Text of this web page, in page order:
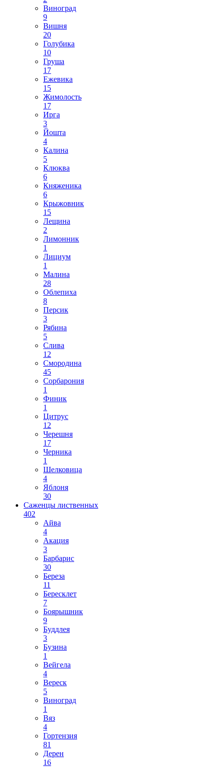
Виноград
9
Вишня
20
Голубика
10
Груша
17
Ежевика
15
Жимолость
17
Ирга
3
Йошта
4
Калина
5
Клюква
6
Княженика
6
Крыжовник
15
Лещина
2
Лимонник
1
Лициум
1
Малина
28
Облепиха
8
Персик
3
Рябина
5
Слива
12
Смородина
45
Сорбарония
1
Финик
1
Цитрус
12
Черешня
17
Черника
1
Шелковица
4
Яблоня
30
Саженцы лиственных
402
Айва
4
Акация
3
Барбарис
30
Береза
11
Бересклет
7
Боярышник
9
Буддлея
3
Бузина
1
Вейгела
4
Вереск
5
Виноград
1
Вяз
4
Гортензия
81
Дерен
16